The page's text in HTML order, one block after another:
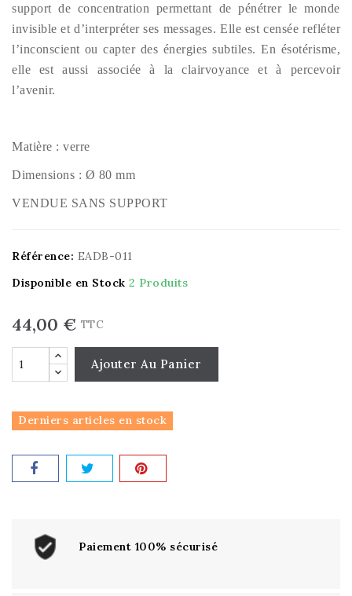
support de concentration permettant de pénétrer le monde
invisible et d’interpréter ses messages. Elle est censée refléter
l’inconscient ou capter des énergies subtiles. En ésotérisme,
elle est aussi associée à la clairvoyance et à percevoir
l’avenir.
Matière : verre
Dimensions : Ø 80 mm
VENDUE SANS SUPPORT
Référence: EADB-011
Disponible en Stock 2 Produits
44,00 € TTC
Ajouter Au Panier
Derniers articles en stock
Paiement 100% sécurisé